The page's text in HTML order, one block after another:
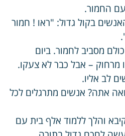
החמור.
בקול גדול: "ראו ! חמור
מסביב לחמור. ביום
מרחוק – אבל כבר לא צעקו.
לב אליו.
אתה? אנשים מתרגלים לכל
והלך ללמוד אלף בית עם